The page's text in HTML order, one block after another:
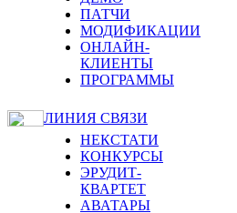
ПАТЧИ
МОДИФИКАЦИИ
ОНЛАЙН-
КЛИЕНТЫ
ПРОГРАММЫ
ЛИНИЯ СВЯЗИ
НЕКСТАТИ
КОНКУРСЫ
ЭРУДИТ-
КВАРТЕТ
АВАТАРЫ